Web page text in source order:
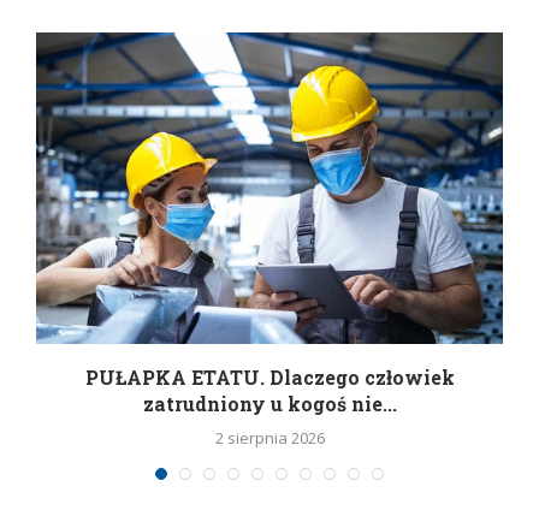
PUŁAPKA ETATU. Dlaczego człowiek
zatrudniony u kogoś nie...
2 sierpnia 2026